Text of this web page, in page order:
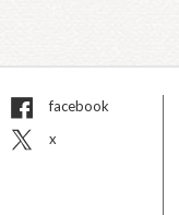
facebook
x